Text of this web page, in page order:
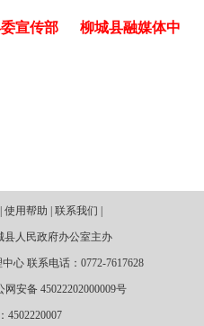
委宣传部 柳城县融媒体中
用帮助 | 联系我们 |
县人民政府办公室主办
心 联系电话：0772-7617628
安备 45022202000009号
4502220007